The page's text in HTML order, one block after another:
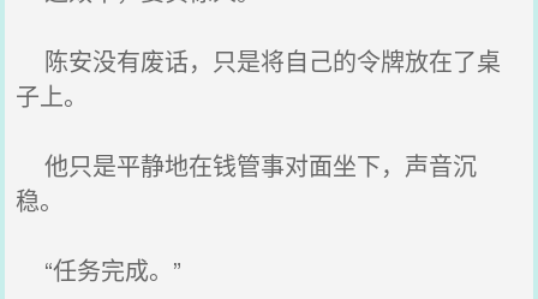
陈安没有废话，只是将自己的令牌放在了桌
子上。
他只是平静地在钱管事对面坐下，声音沉
稳。
“任务完成。”